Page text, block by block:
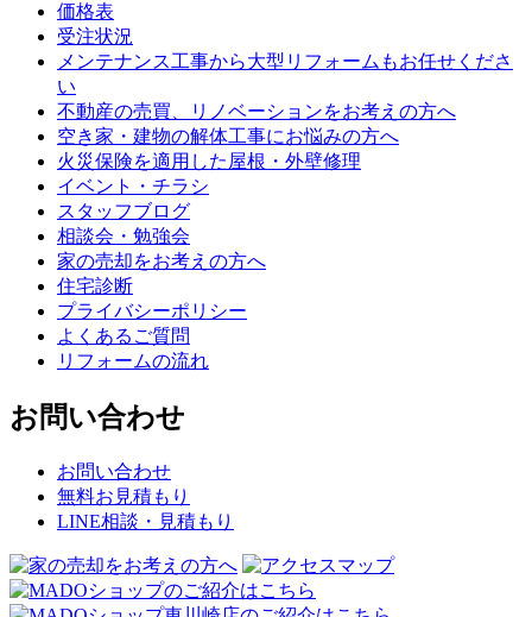
価格表
受注状況
メンテナンス工事から大型リフォームもお任せくださ
い
不動産の売買、リノベーションをお考えの方へ
空き家・建物の解体工事にお悩みの方へ
火災保険を適用した屋根・外壁修理
イベント・チラシ
スタッフブログ
相談会・勉強会
家の売却をお考えの方へ
住宅診断
プライバシーポリシー
よくあるご質問
リフォームの流れ
お問い合わせ
お問い合わせ
無料お見積もり
LINE相談・見積もり